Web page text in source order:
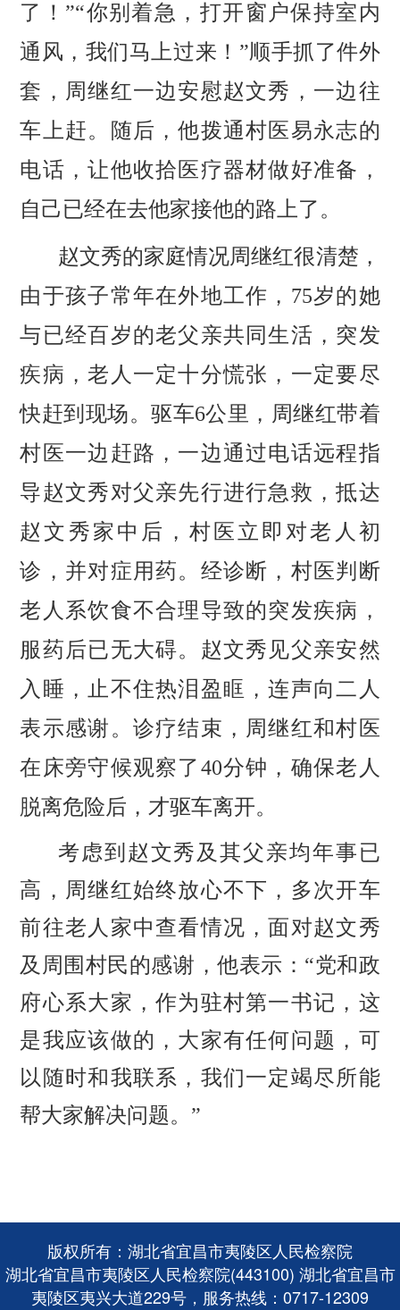
了！”“你别着急，打开窗户保持室内
通风，我们马上过来！”顺手抓了件外
套，周继红一边安慰赵文秀，一边往
车上赶。随后，他拨通村医易永志的
电话，让他收拾医疗器材做好准备，
自己已经在去他家接他的路上了。
赵文秀的家庭情况周继红很清楚，
由于孩子常年在外地工作， 75岁的她
与已经百岁的老父亲共同生活，突发
疾病，老人一定十分慌张，一定要尽
快赶到现场。驱车6公里，周继红带着
村医一边赶路，一边通过电话远程指
导赵文秀对父亲先行进行急救，抵达
赵文秀家中后，村医立即对老人初
诊，并对症用药。经诊断，村医判断
老人系饮食不合理导致的突发疾病，
服药后已无大碍。赵文秀见父亲安然
入睡，止不住热泪盈眶，连声向二人
表示感谢。诊疗结束，周继红和村医
在床旁守候观察了40分钟，确保老人
脱离危险后，才驱车离开。
考虑到赵文秀及其父亲均年事已
高，周继红始终放心不下，多次开车
前往老人家中查看情况，面对赵文秀
及周围村民的感谢，他表示： “党和政
府心系大家，作为驻村第一书记，这
是我应该做的，大家有任何问题，可
以随时和我联系，我们一定竭尽所能
帮大家解决问题。”
版权所有：湖北省宜昌市夷陵区人民检察院
湖北省宜昌市夷陵区人民检察院(443100) 湖北省宜昌市
夷陵区夷兴大道229号，服务热线：0717-12309